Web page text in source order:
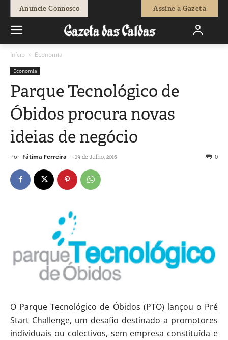
Anuncie Connosco Assine a Gazeta
Início Economia
Economia
Parque Tecnológico de
Óbidos procura novas
ideias de negócio
Por Fátima Ferreira - 29 de Julho, 2016 0
O Parque Tecnológico de Óbidos (PTO) lançou o Pré
Start Challenge, um desafio destinado a promotores
individuais ou colectivos, sem empresa constituída e